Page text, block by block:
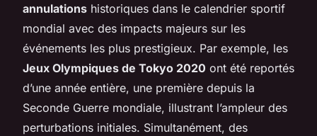
annulations historiques dans le calendrier sportif
mondial avec des impacts majeurs sur les
événements les plus prestigieux. Par exemple, les
Jeux Olympiques de Tokyo 2020 ont été reportés
d’une année entière, une première depuis la
Seconde Guerre mondiale, illustrant l’ampleur des
perturbations initiales. Simultanément, des